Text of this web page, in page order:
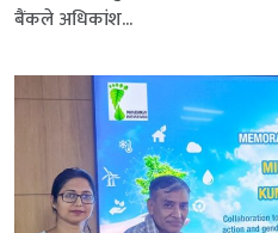
बैंकले अधिकांश...